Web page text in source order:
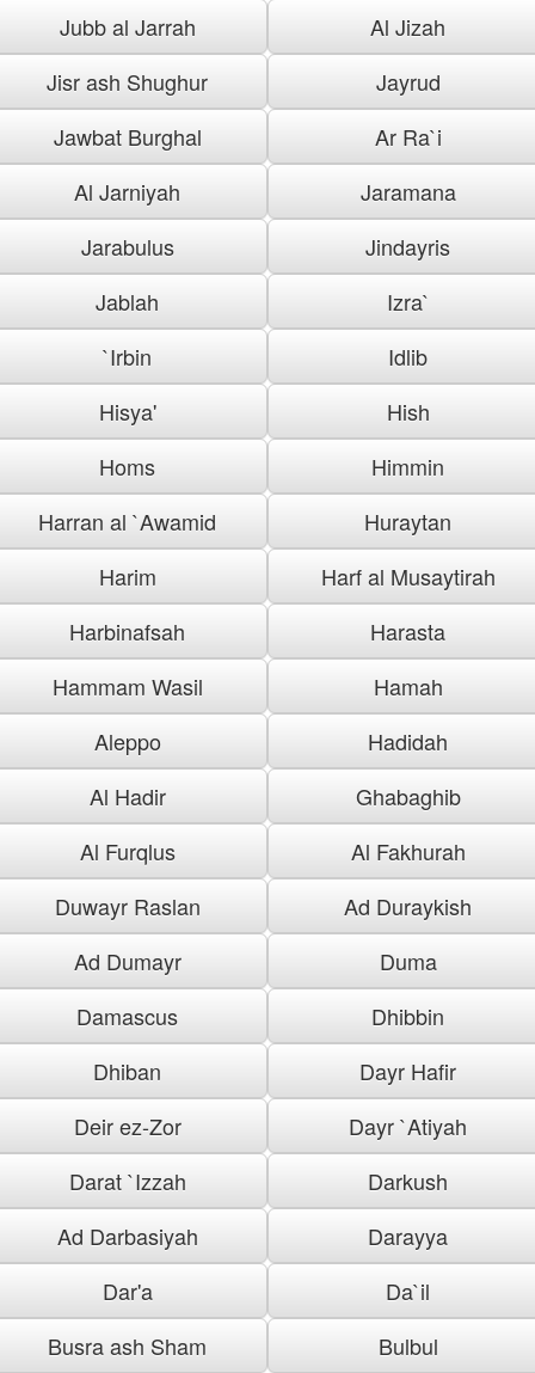
Jubb al Jarrah
Al Jizah
Jisr ash Shughur
Jayrud
Jawbat Burghal
Ar Ra`i
Al Jarniyah
Jaramana
Jarabulus
Jindayris
Jablah
Izra`
`Irbin
Idlib
Hisya'
Hish
Homs
Himmin
Harran al `Awamid
Huraytan
Harim
Harf al Musaytirah
Harbinafsah
Harasta
Hammam Wasil
Hamah
Aleppo
Hadidah
Al Hadir
Ghabaghib
Al Furqlus
Al Fakhurah
Duwayr Raslan
Ad Duraykish
Ad Dumayr
Duma
Damascus
Dhibbin
Dhiban
Dayr Hafir
Deir ez-Zor
Dayr `Atiyah
Darat `Izzah
Darkush
Ad Darbasiyah
Darayya
Dar'a
Da`il
Busra ash Sham
Bulbul